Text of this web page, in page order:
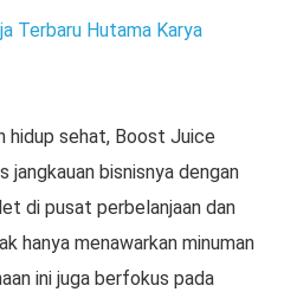
Terbaru Hutama Karya
hidup sehat, Boost Juice
bisnisnya dengan
di pusat perbelanjaan dan
hanya menawarkan minuman
ini juga berfokus pada